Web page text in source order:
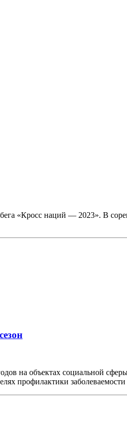
«Кросс наций — 2023». В
на объектах социальной
профилактики